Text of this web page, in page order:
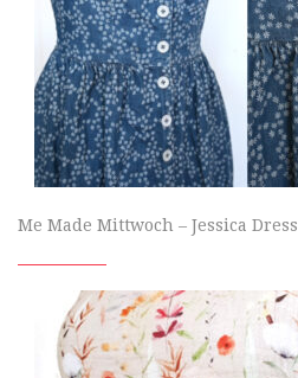
Me Made Mittwoch – Jessica Dress